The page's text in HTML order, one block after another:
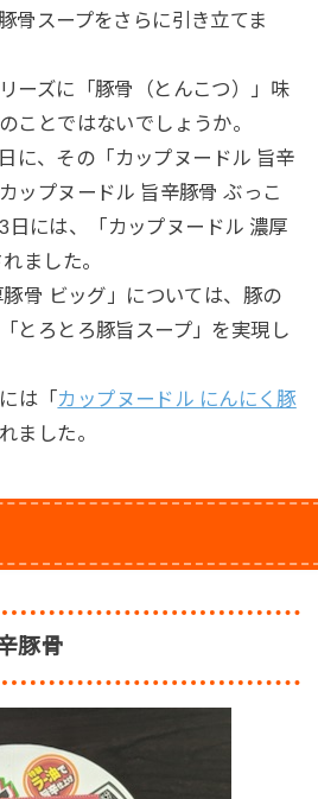
骨スープをさらに引き立てま
ーズに「豚骨（とんこつ）」味
ことではないでしょうか。
に、その「カップヌードル 旨辛
ップヌードル 旨辛豚骨 ぶっこ
日には、「カップヌードル 濃厚
ました。
豚骨 ビッグ」については、豚の
とろとろ豚旨スープ」を実現し
は「カップヌードル にんにく豚
ました。
豚骨